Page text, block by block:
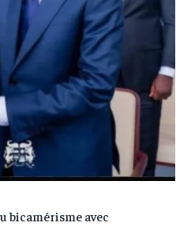
bicamérisme avec